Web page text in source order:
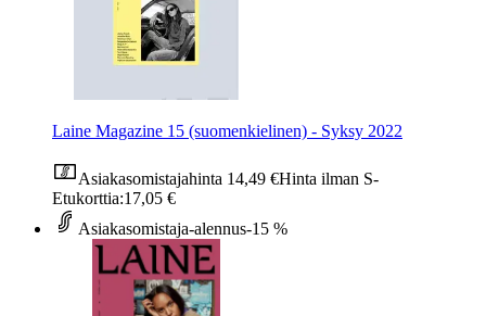
Laine Magazine 15 (suomenkielinen) - Syksy 2022
Asiakasomistajahinta 14,49 €Hinta ilman S-
Etukorttia:17,05 €
Asiakasomistaja-alennus-15 %